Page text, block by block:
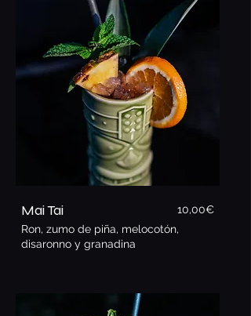
Mai Tai
10,00€
Ron, zumo de piña, melocotón,
disaronno y granadina